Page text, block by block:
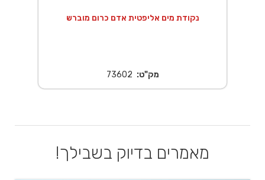
נקודת מים אליפטית אדם כרום מוברש
מק"ט: 73602
מאמרים בדיוק בשבילך!